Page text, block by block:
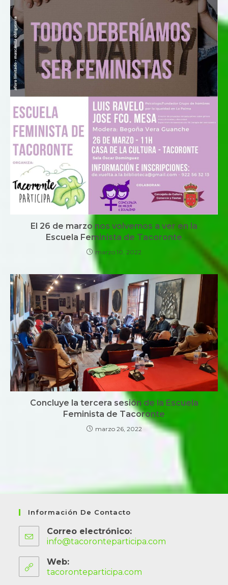
El 26 de marzo nos volvemos a ver en la
Escuela Feminista de Tacoronte
marzo 10, 2022
Concluye la tercera sesión de la Escuela
Feminista de Tacoronte
marzo 26, 2022
Información De Contacto
Correo electrónico:
info@tacoronteparticipa.com
Web:
tacoronteparticipa.com